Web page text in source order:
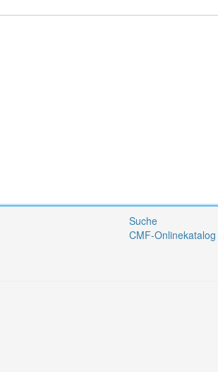
Suche
CMF-Onlinekatalog